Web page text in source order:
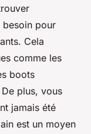
pour
Cela
comme les
boots
plus, vous
jamais été
est un moyen